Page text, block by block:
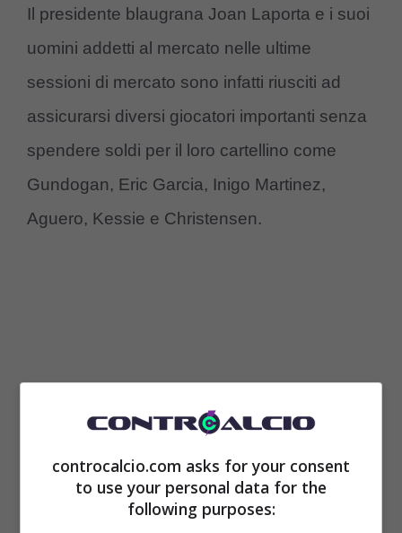
Il presidente blaugrana Joan Laporta e i suoi
uomini addetti al mercato nelle ultime
sessioni di mercato sono infatti riusciti ad
assicurarsi diversi giocatori importanti senza
spendere soldi per il loro cartellino come
Gundogan, Eric Garcia, Inigo Martinez,
Aguero, Kessie e Christensen.
Il Barcellona pensa già alla
controcalcio.com asks for your consent
to use your personal data for the
following purposes: